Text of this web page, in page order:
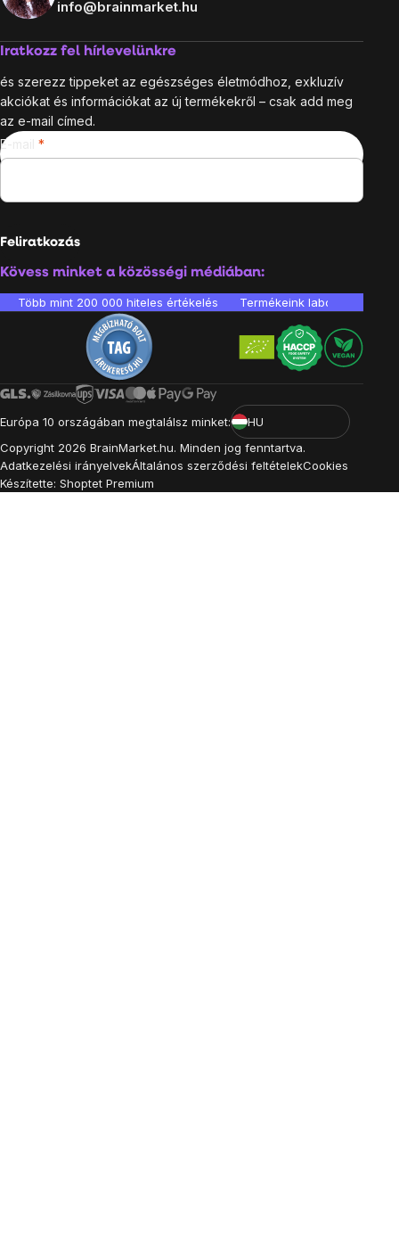
info@brainmarket.hu
Iratkozz fel hírlevelünkre
és szerezz tippeket az egészséges életmódhoz, exkluzív
akciókat és információkat az új termékekről – csak add meg
az e-mail címed.
E-mail
Feliratkozás
Kövess minket a közösségi médiában:
Több mint 200 000 hiteles értékelés Termékeink
Európa 10 országában megtalálsz minket:
HU
Copyright 2026 BrainMarket.hu. Minden jog fenntartva.
Adatkezelési irányelvekÁltalános szerződési feltételekCookies
Készítette: Shoptet Premium